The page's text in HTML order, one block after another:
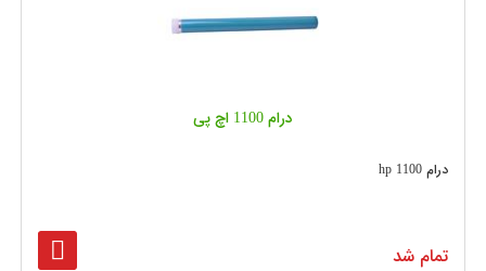
درام 1100 اچ پی
درام 1100 hp
تمام شد